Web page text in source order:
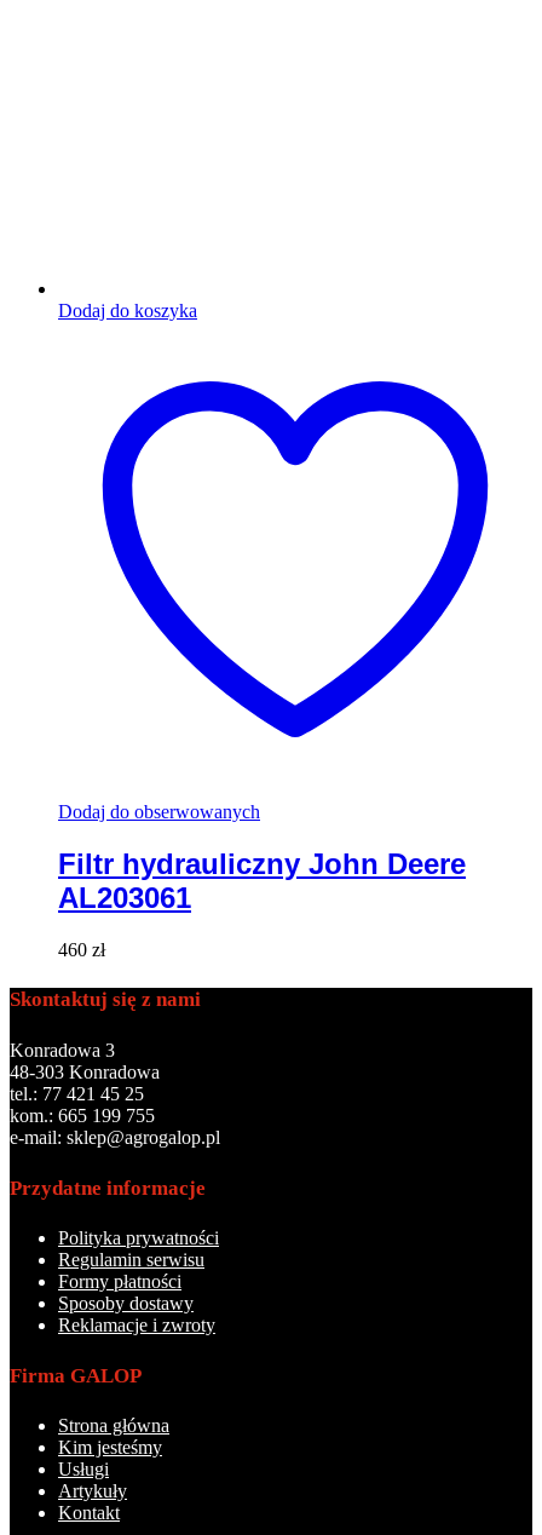
Dodaj do koszyka
Dodaj do obserwowanych
Filtr hydrauliczny John Deere
AL203061
460 zł
Skontaktuj się z nami
Konradowa 3
48-303 Konradowa
tel.: 77 421 45 25
kom.: 665 199 755
e-mail: sklep@agrogalop.pl
Przydatne informacje
Polityka prywatności
Regulamin serwisu
Formy płatności
Sposoby dostawy
Reklamacje i zwroty
Firma GALOP
Strona główna
Kim jesteśmy
Usługi
Artykuły
Kontakt